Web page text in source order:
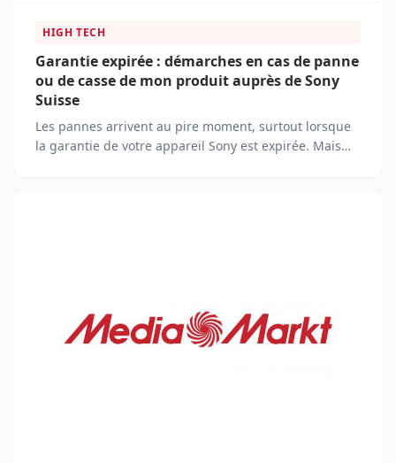
HIGH TECH
Garantie expirée : démarches en cas de panne
ou de casse de mon produit auprès de Sony
Suisse
Les pannes arrivent au pire moment, surtout lorsque
la garantie de votre appareil Sony est expirée. Mais